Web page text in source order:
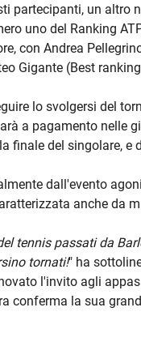
partecipanti, un altro
uno del Ranking
con Andrea
Gigante (Best
lo svolgersi del
a pagamento nelle
finale del singolare, e
dall'evento
anche da
tennis passati da
tornati!" ha
l'invito agli
conferma la sua